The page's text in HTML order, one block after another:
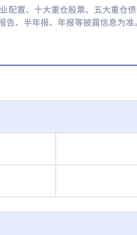
配置、十大重仓股票、五大重仓
告、半年报、年报等披露信息为准